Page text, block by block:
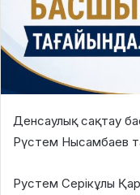
Денсаулық сақтау
Рүстем Нысамбаев
Рустем Серікұлы